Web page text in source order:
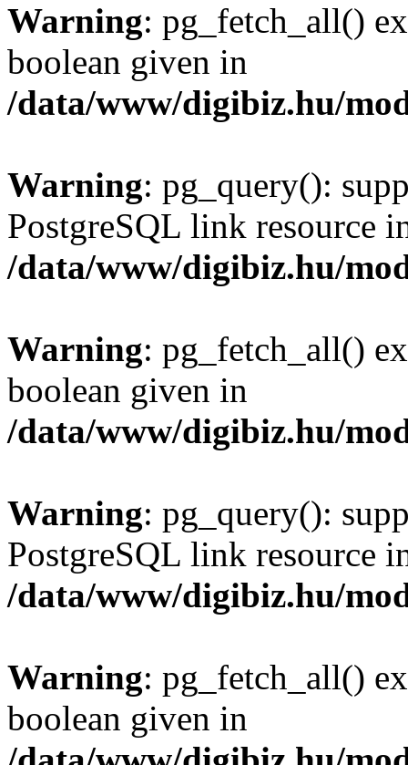
Warning: pg_fetch_all()
boolean given in
/data/www/digibiz.hu/
Warning: pg_query():
PostgreSQL link resource
/data/www/digibiz.hu/
Warning: pg_fetch_all()
boolean given in
/data/www/digibiz.hu/
Warning: pg_query():
PostgreSQL link resource
/data/www/digibiz.hu/
Warning: pg_fetch_all()
boolean given in